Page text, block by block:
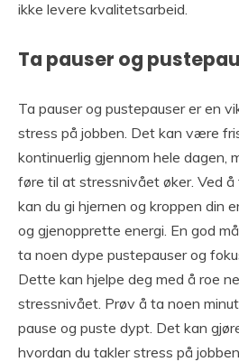
ikke levere kvalitetsarbeid.
Ta pauser og
Ta pauser og pustepauser er en
stress på jobben. Det kan være
kontinuerlig gjennom hele dagen,
føre til at stressnivået øker. Ved å
kan du gi hjernen og kroppen din
og gjenopprette energi. En god
ta noen dype pustepauser og
Dette kan hjelpe deg med å roe
stressnivået. Prøv å ta noen
pause og puste dypt. Det kan
hvordan du takler stress på jobben.